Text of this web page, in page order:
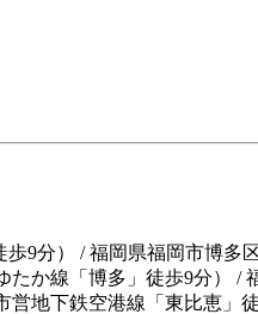
9分） / 福岡県福岡市博
たか線「博多」徒歩9分）
地下鉄空港線「東比恵」